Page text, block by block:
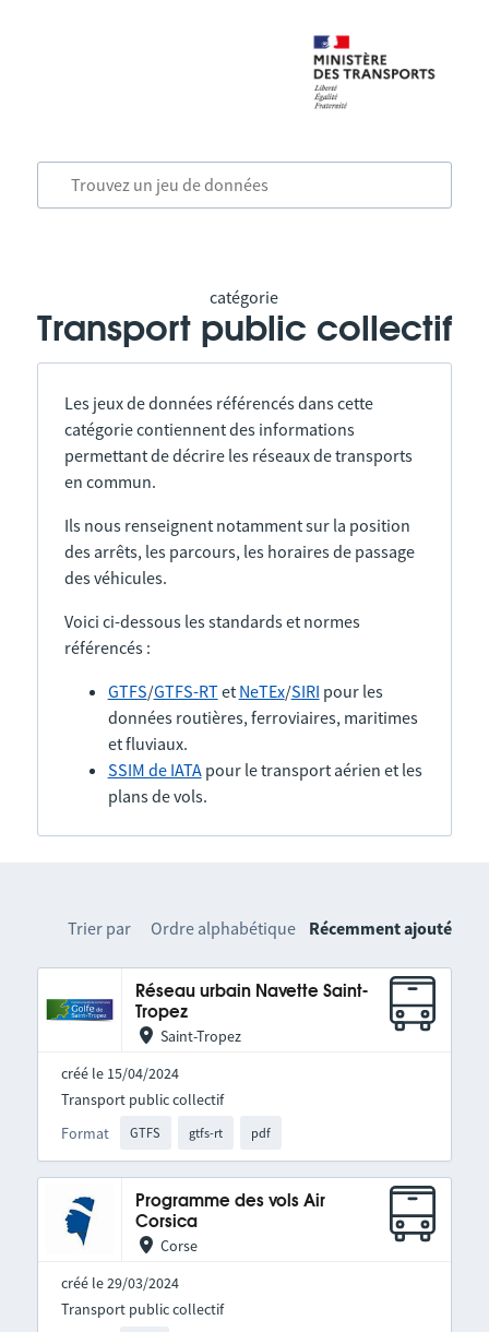
catégorie
Transport public collectif
Les jeux de données référencés dans cette
catégorie contiennent des informations
permettant de décrire les réseaux de transports
en commun.
Ils nous renseignent notamment sur la position
des arrêts, les parcours, les horaires de passage
des véhicules.
Voici ci-dessous les standards et normes
référencés :
GTFS/GTFS-RTet NeTEx/SIRI pour les
données routières, ferroviaires, maritimes
et fluviaux.
SSIM de IATApour le transport aérien et les
plans de vols.
Trier par Ordre alphabétique Récemment ajouté
Réseau urbain Navette Saint-
Tropez
Saint-Tropez
créé le 15/04/2024
Format GTFS gtfs-rt pdf
Transport public collectif
Programme des vols Air
Corsica
Corse
créé le 29/03/2024
Transport public collectif